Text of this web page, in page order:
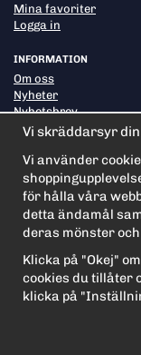
Mina favoriter
Logga in
INFORMATION
Om oss
Nyheter
Nyhetsbrev
Om cookies
PRENUMERERA PÅ
ERBJUDANDEN OCH
E-
postadress
Vi skräddarsyr
Vi använder
för hålla våra
detta ändamål
deras mönster
Klicka på "Okej"
cookies du tillåter
klicka på